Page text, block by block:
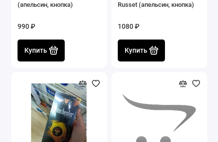
(апельсин, кнопка)
990 ₽
Купить
Russet (апельсин, кнопка)
1080 ₽
Купить